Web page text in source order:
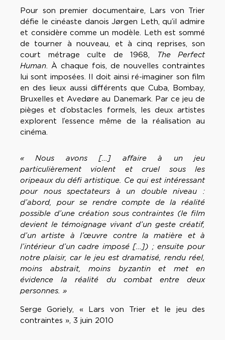
Pour son premier documentaire, Lars von Trier
défie le cinéaste danois Jørgen Leth, qu’il admire
et considère comme un modèle. Leth est sommé
de tourner à nouveau, et à cinq reprises, son
court métrage culte de 1968,
The Perfect
Human. À chaque fois, de nouvelles contraintes
lui sont imposées. Il doit ainsi ré-imaginer son film
en des lieux aussi différents que Cuba, Bombay,
Bruxelles et Avedøre au Danemark. Par ce jeu de
pièges et d’obstacles formels, les deux artistes
explorent l’essence même de la réalisation au
cinéma.
« Nous avons […] affaire à un jeu
particulièrement violent et cruel sous les
oripeaux du défi artistique. Ce qui est intéressant
pour nous spectateurs à un double niveau :
d’abord, pour se rendre compte de la réalité
possible d’une création sous contraintes (le film
devient le témoignage vivant d’un geste créatif,
d’un artiste à l’œuvre contre la matière et à
l’intérieur d’un cadre imposé […]) ; ensuite pour
notre plaisir, car le jeu est dramatisé, rendu réel,
moins abstrait, moins byzantin et met en
évidence la réalité du combat entre deux
personnes. »
Serge Goriely, « Lars von Trier et le jeu des
contraintes », 3 juin 2010